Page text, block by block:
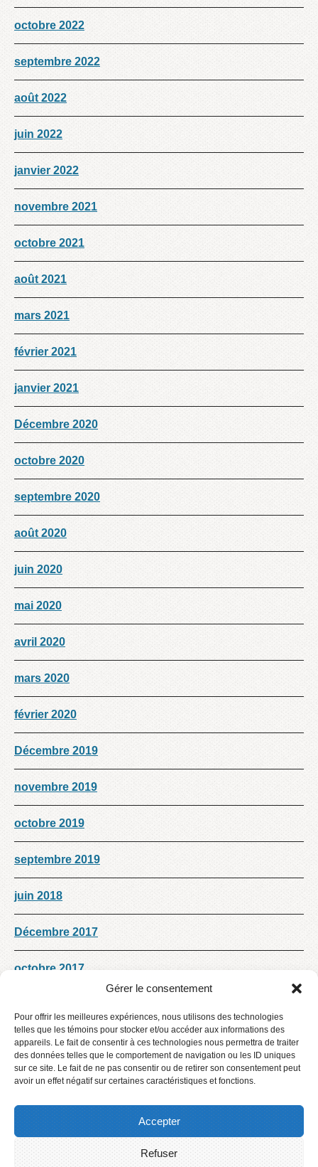
Gérer le consentement
Pour offrir les meilleures expériences, nous utilisons des technologies
telles que les témoins pour stocker et/ou accéder aux informations des
appareils. Le fait de consentir à ces technologies nous permettra de traiter
des données telles que le comportement de navigation ou les ID uniques
sur ce site. Le fait de ne pas consentir ou de retirer son consentement peut
avoir un effet négatif sur certaines caractéristiques et fonctions.
Accepter
Refuser
octobre 2022
septembre 2022
août 2022
juin 2022
janvier 2022
novembre 2021
octobre 2021
août 2021
mars 2021
février 2021
janvier 2021
Décembre 2020
octobre 2020
septembre 2020
août 2020
juin 2020
mai 2020
avril 2020
mars 2020
février 2020
Décembre 2019
novembre 2019
octobre 2019
septembre 2019
juin 2018
Décembre 2017
octobre 2017
août 2017
Décembre 2016